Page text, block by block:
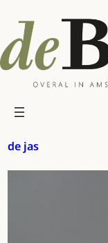
naar
de
inhoud
de jas